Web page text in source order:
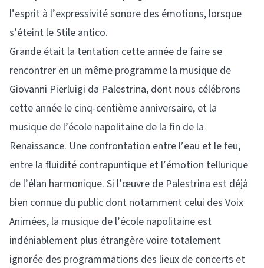
l’esprit à l’expressivité sonore des émotions, lorsque
s’éteint le Stile antico.
Grande était la tentation cette année de faire se
rencontrer en un même programme la musique de
Giovanni Pierluigi da Palestrina, dont nous célébrons
cette année le cinq-centième anniversaire, et la
musique de l’école napolitaine de la fin de la
Renaissance. Une confrontation entre l’eau et le feu,
entre la fluidité contrapuntique et l’émotion tellurique
de l’élan harmonique. Si l’œuvre de Palestrina est déjà
bien connue du public dont notamment celui des Voix
Animées, la musique de l’école napolitaine est
indéniablement plus étrangère voire totalement
ignorée des programmations des lieux de concerts et